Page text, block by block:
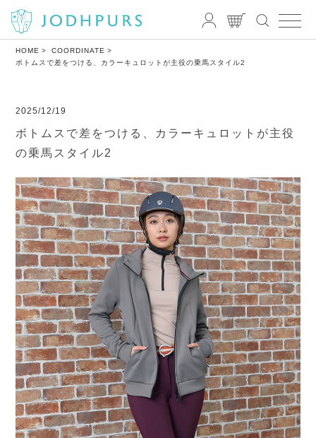
HOME
COORDINATE
ボトムスで差をつける、カラーキュロットが主役の乗馬スタイル2
2025/12/19
ボトムスで差をつける、カラーキュロットが主役
の乗馬スタイル2